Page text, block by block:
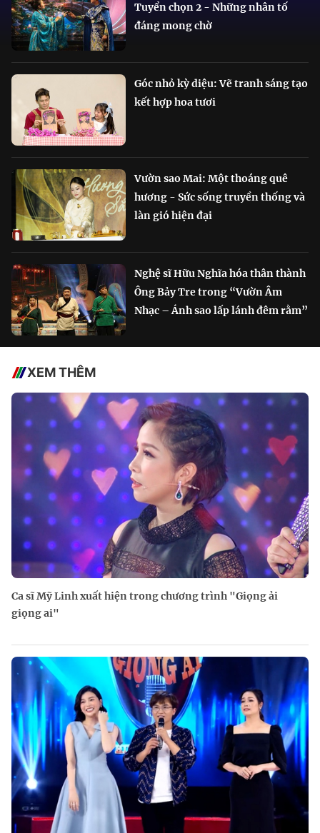
Tuyển chọn 2 - Những nhân tố
đáng mong chờ
Góc nhỏ kỳ diệu: Vẽ tranh sáng tạo
kết hợp hoa tươi
Vườn sao Mai: Một thoáng quê
hương - Sức sống truyền thống và
làn gió hiện đại
Nghệ sĩ Hữu Nghĩa hóa thân thành
Ông Bảy Tre trong “Vườn Âm
Nhạc – Ánh sao lấp lánh đêm rằm”
XEM THÊM
Ca sĩ Mỹ Linh xuất hiện trong chương trình "Giọng ải
giọng ai"